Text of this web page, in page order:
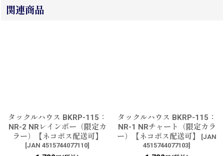
関連商品
タックルハウス BKRP-115：
NR-2 NRレインボー（限定カ
ラー）【ネコポス配送可】
[JAN 4515744077110]
タックルハウス BKRP-115：
NR-1 NRチャート（限定カラ
ー）【ネコポス配送可】
[JAN
4515744077103]